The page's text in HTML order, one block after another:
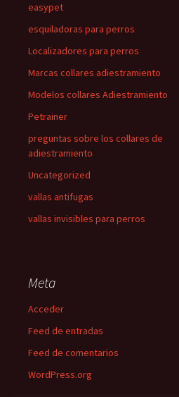
easypet
esquiladoras para perros
Localizadores para perros
Marcas collares adiestramiento
Modelos collares Adiestramiento
Petrainer
preguntas sobre los collares de
adiestramiento
Uncategorized
vallas antifugas
vallas invisibles para perros
Meta
Acceder
Feed de entradas
Feed de comentarios
WordPress.org